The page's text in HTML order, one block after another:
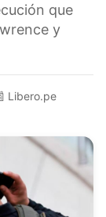
que
y
Libero.pe